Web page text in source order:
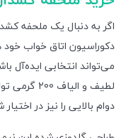
اگر به دنبال یک ملحفه
دکوراسیون اتاق خواب
می‌تواند انتخابی ایده‌آل
لطیف و
دوام بالایی را نیز در